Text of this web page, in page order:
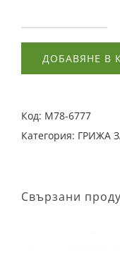
за
Копринен
Scrunchie
XS
ДОБАВЯНЕ В
Код: M78-6777
Категория: ГРИЖА
Свързани